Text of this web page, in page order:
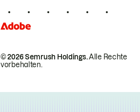
© 2026 Semrush Holdings.Alle Rechte
vorbehalten.